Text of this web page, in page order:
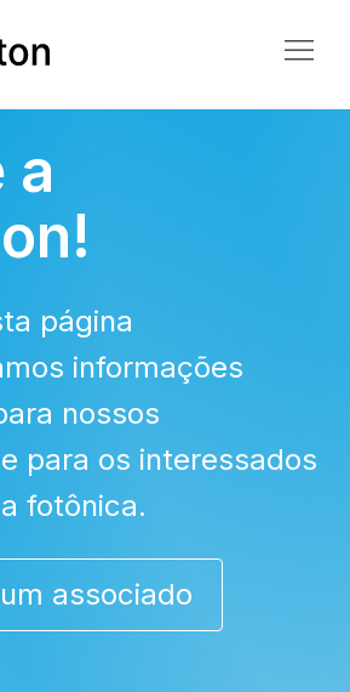
a
página
informações
nossos
para os interessados
fotônica.
associado